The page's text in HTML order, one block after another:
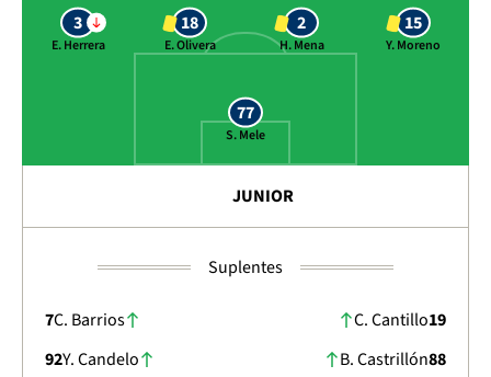
77
S. Mele
15
Y. Moreno
2
H. Mena
18
E. Olivera
3
E. Herrera
JUNIOR
Suplentes
7C. Barrios
92Y. Candelo
19
C. Cantillo
88
B. Castrillón